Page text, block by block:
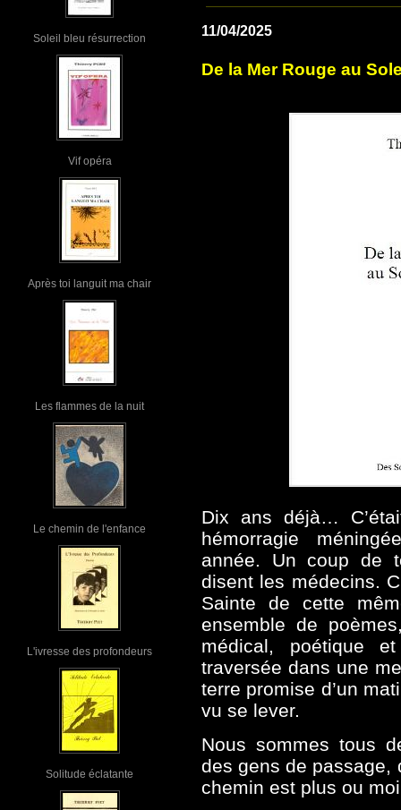
Soleil bleu résurrection
Vif opéra
Après toi languit ma chair
Les flammes de la nuit
Le chemin de l'enfance
L'ivresse des profondeurs
Solitude éclatante
11/04/2025
De la Mer Rouge au
Dix ans déjà…
hémorragie
année. Un coup de
disent les médecins.
Sainte de cette
ensemble de
médical, poétique
traversée dans une
terre promise d’un
vu se lever.
Nous sommes tous
des gens de passage,
chemin est plus ou